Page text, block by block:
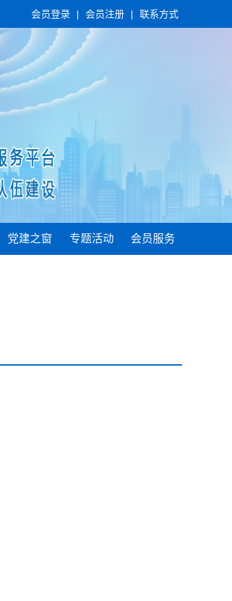
会员登录 | 会员注册 | 联系方式
党建之窗 专题活动 会员服务